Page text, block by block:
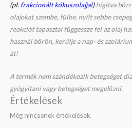
(pl. frakcionált kókuszolajjal)hígítva
olajokat szembe, fülbe, nyílt sebbe
reakciót tapasztal függessze fel az olaj
használ bőrön, kerülje a nap- és
át!
A termék nem szándékozik betegséget
gyógyítani vagy betegséget megelőzni.
Értékelések
Még nincsenek értékelések.